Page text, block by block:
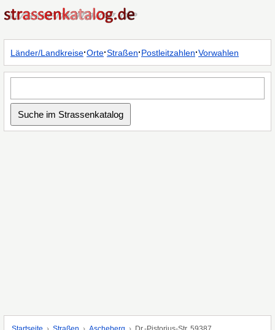
Länder/Landkreise·Orte·Straßen·Postleitzahlen·Vorwahlen